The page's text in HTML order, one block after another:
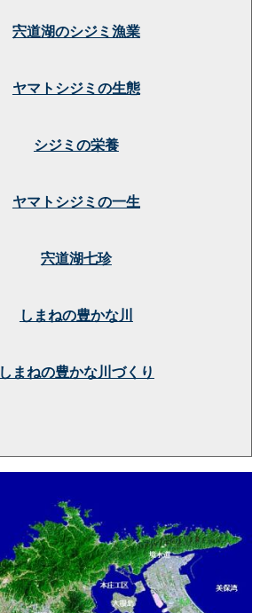
宍道湖のシジミ漁業
ヤマトシジミの生態
シジミの栄養
ヤマトシジミの一生
宍道湖七珍
しまねの豊かな川
しまねの豊かな川づくり